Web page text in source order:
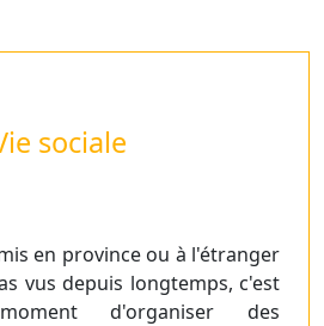
sociale
en province ou à l'étranger
vus depuis longtemps, c'est
d'organiser des